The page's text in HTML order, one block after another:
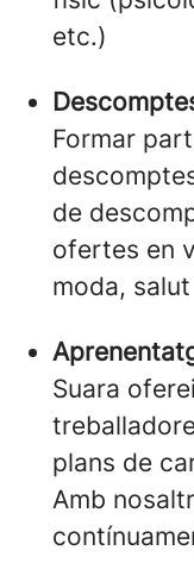
etc.)
Formar
de
ofertes en
moda,
Suara
plans de
Amb